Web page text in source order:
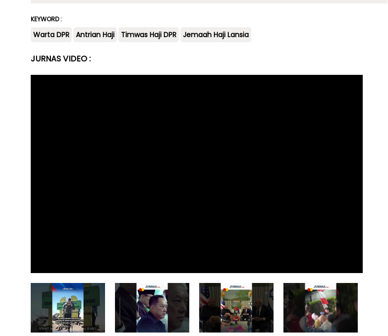
KEYWORD :
Warta DPR Antrian Haji Timwas Haji DPR Jemaah Haji Lansia
JURNAS VIDEO :